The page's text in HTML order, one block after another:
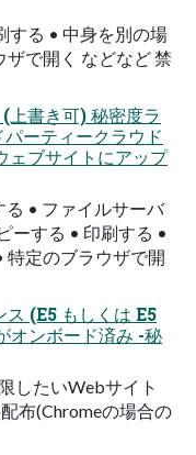
する • 中身を別の場
で開く などなど 禁
上書き可) 秘密度ラ
ーティークラウド
ェブサイトにアップ
• ファイルサーバ
ーする • 印刷する •
特定のブラウザで開
(E5 もしくは E5
ンボード済み -秘
したいWebサイト
布(Chromeの場合の